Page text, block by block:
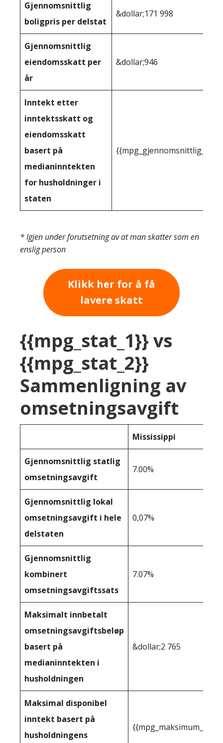
Gjennomsnittlig
boligpris per delstat
&dollar;171 998
Gjennomsnittlig
eiendomsskatt per
år
&dollar;946
Inntekt etter
inntektsskatt og
eiendomsskatt
basert på
medianinntekten
for husholdninger i
staten
* Igjen under forutsetning av at man skatter som en
enslig person
Klikk her for å få
lavere skatt
{{mpg_stat_1}} vs
{{mpg_stat_2}}
Sammenligning av
omsetningsavgift
Mississippi
Gjennomsnittlig statlig
omsetningsavgift
7.00%
Gjennomsnittlig lokal
omsetningsavgift i hele
delstaten
0,07%
Gjennomsnittlig
kombinert
omsetningsavgiftssats
7.07%
Maksimalt innbetalt
omsetningsavgiftsbeløp
basert på
medianinntekten i
husholdningen
&dollar;2 765
Maksimal disponibel
inntekt basert på
husholdningens